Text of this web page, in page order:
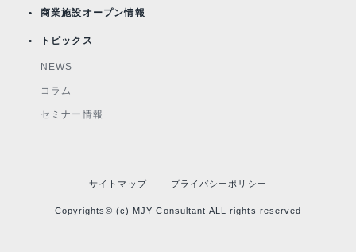
商業施設オープン情報
トピックス
NEWS
コラム
セミナー情報
サイトマップ プライバシーポリシー
Copyrights© (c) MJY Consultant ALL rights reserved